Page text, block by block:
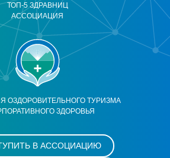
ОЗДОРОВИТЕЛЬНОГО ТУРИЗМА
ЗДОРОВЬЯ
ТОП-5 ЗДРАВНИЦ
АССОЦИАЦИЯ
В АССОЦИАЦИЮ